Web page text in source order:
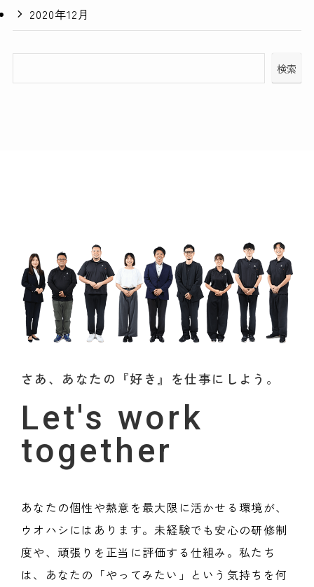
2020年12月
検索
さあ、あなたの『好き』を仕事にしよう。
Let's work
together
あなたの個性や熱意を最大限に活かせる環境が、
ウオハシにはあります。未経験でも安心の研修制
度や、頑張りを正当に評価する仕組み。私たち
は、あなたの「やってみたい」という気持ちを何